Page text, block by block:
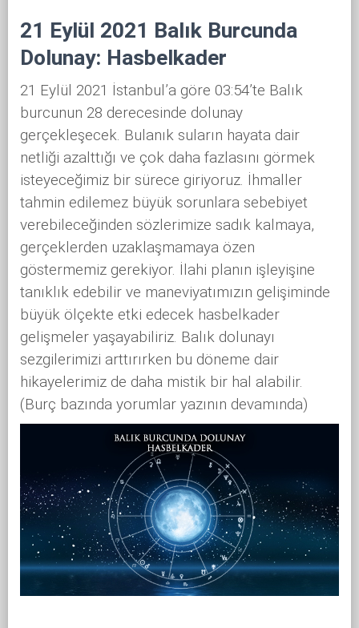
21 Eylül 2021 Balık Burcunda
Dolunay: Hasbelkader
21 Eylül 2021 İstanbul’a göre 03:54’te Balık
burcunun 28 derecesinde dolunay
gerçekleşecek. Bulanık suların hayata dair
netliği azalttığı ve çok daha fazlasını görmek
isteyeceğimiz bir sürece giriyoruz. İhmaller
tahmin edilemez büyük sorunlara sebebiyet
verebileceğinden sözlerimize sadık kalmaya,
gerçeklerden uzaklaşmamaya özen
göstermemiz gerekiyor. İlahi planın işleyişine
tanıklık edebilir ve maneviyatımızın gelişiminde
büyük ölçekte etki edecek hasbelkader
gelişmeler yaşayabiliriz. Balık dolunayı
sezgilerimizi arttırırken bu döneme dair
hikayelerimiz de daha mistik bir hal alabilir.
(Burç bazında yorumlar yazının devamında)